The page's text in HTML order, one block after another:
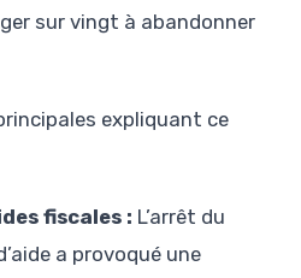
sur vingt à abandonner
expliquant ce
fiscales : L’arrêt du
a provoqué une